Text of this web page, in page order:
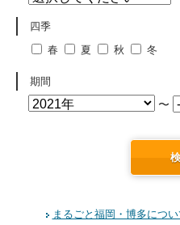
四季
春
夏 秋 冬
期間
〜
まるごと福岡・博多につい